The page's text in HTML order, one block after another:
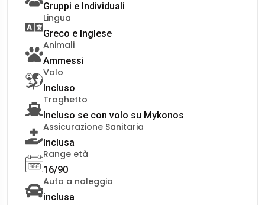
Gruppi e Individuali
Lingua
Greco e Inglese
Animali
Ammessi
Volo
Incluso
Traghetto
Incluso se con volo su Mykonos
Assicurazione Sanitaria
Inclusa
Range età
16/90
Auto a noleggio
inclusa